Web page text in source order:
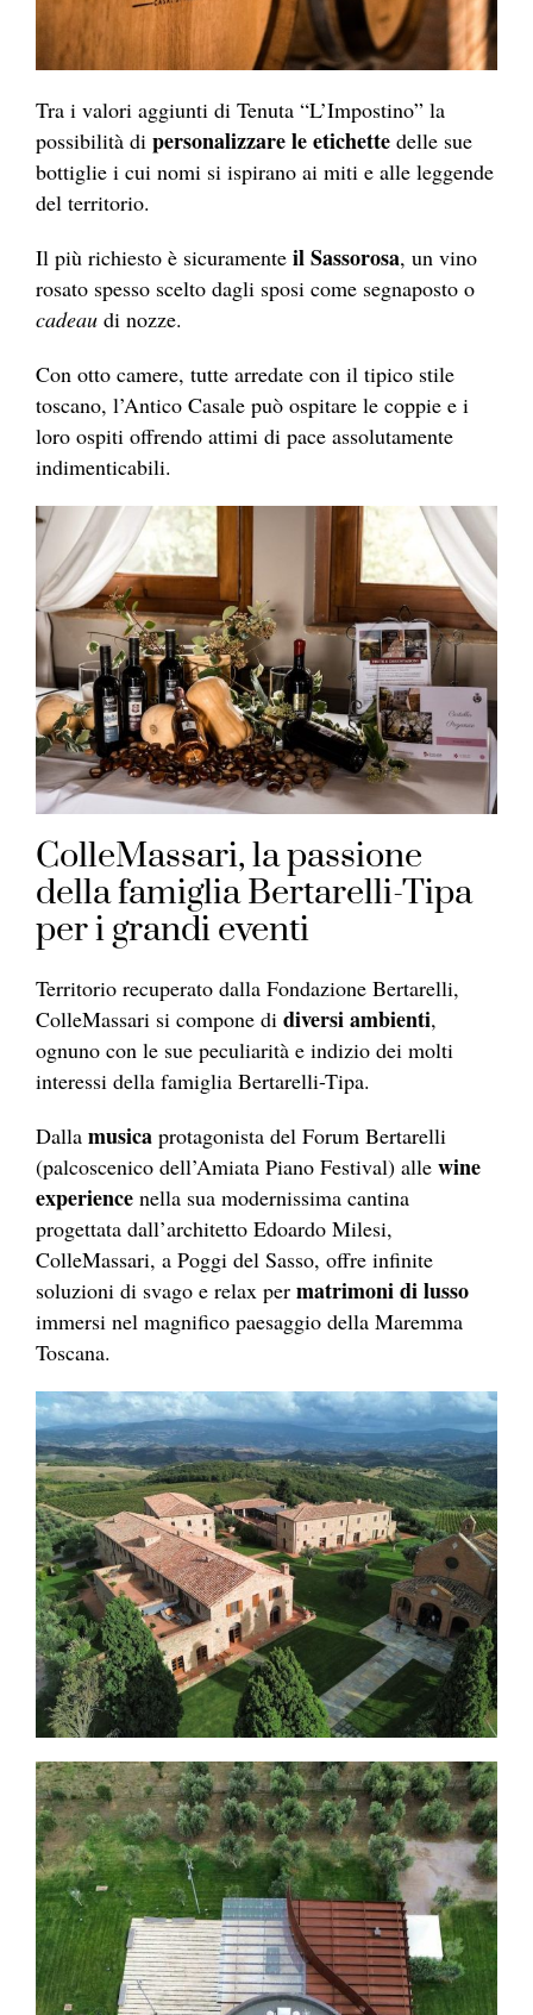
Tra i valori aggiunti di Tenuta “L’Impostino” la
possibilità di personalizzare le etichette delle sue
bottiglie i cui nomi si ispirano ai miti e alle leggende
del territorio.
Il più richiesto è sicuramente il Sassorosa, un vino
rosato spesso scelto dagli sposi come segnaposto o
cadeau di nozze.
Con otto camere, tutte arredate con il tipico stile
toscano, l’Antico Casale può ospitare le coppie e i
loro ospiti offrendo attimi di pace assolutamente
indimenticabili.
ColleMassari, la passione
della famiglia Bertarelli-Tipa
per i grandi eventi
Territorio recuperato dalla Fondazione Bertarelli,
ColleMassari si compone di diversi ambienti,
ognuno con le sue peculiarità e indizio dei molti
interessi della famiglia Bertarelli-Tipa.
Dalla musica protagonista del Forum Bertarelli
(palcoscenico dell’Amiata Piano Festival) alle wine
experience nella sua modernissima cantina
progettata dall’architetto Edoardo Milesi,
ColleMassari, a Poggi del Sasso, offre infinite
soluzioni di svago e relax per matrimoni di lusso
immersi nel magnifico paesaggio della Maremma
Toscana.